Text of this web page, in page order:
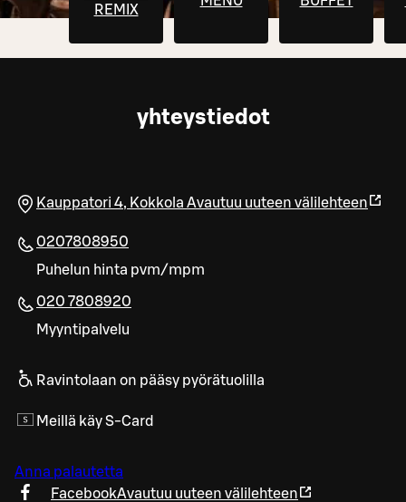
REMIX
yhteystiedot
Kauppatori 4, Kokkola Avautuu uuteen välilehteen
0207808950
Puhelun hinta pvm/mpm
020 7808920
Myyntipalvelu
Ravintolaan on pääsy pyörätuolilla
Meillä käy S-Card
Anna palautetta
FacebookAvautuu uuteen välilehteen